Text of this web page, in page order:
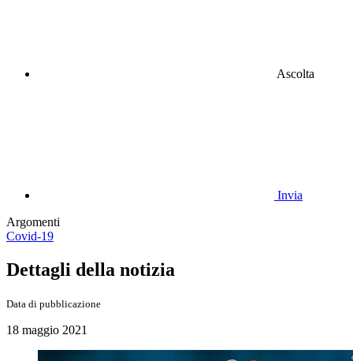
Ascolta
Invia
Argomenti
Covid-19
Dettagli della notizia
Data di pubblicazione
18 maggio 2021